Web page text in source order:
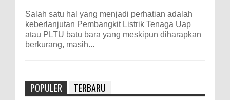
Salah satu hal yang menjadi perhatian adalah
keberlanjutan Pembangkit Listrik Tenaga Uap
atau PLTU batu bara yang meskipun diharapkan
berkurang, masih...
POPULER TERBARU